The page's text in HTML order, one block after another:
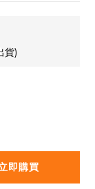
貨)
即購買